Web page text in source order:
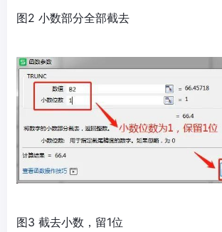
图2 小数部分全部截去
图3 截去小数，留1位